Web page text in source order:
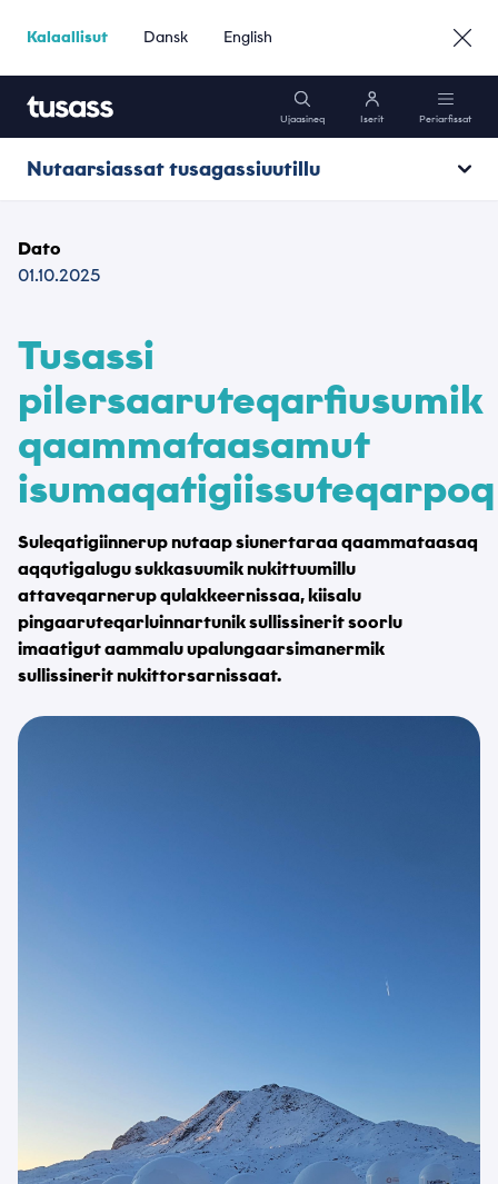
Kalaallisut Dansk English
Ujaasineq Iserit Periarfissat
Mobili
Interneti
Atuisunik Sullissineq
Suliffeqarfinnut »
Nutaarsiassat tusagassiuutillu
Dato
01.10.2025
Tusassi
pilersaaruteqarfiusumik
qaammataasamut
isumaqatigiissuteqarpoq
Suleqatigiinnerup nutaap ​​siunertaraa qaammataasaq
aqqutigalugu sukkasuumik nukittuumillu
attaveqarnerup qulakkeernissaa, kiisalu
pingaaruteqarluinnartunik sullissinerit soorlu
imaatigut aammalu upalungaarsimanermik
sullissinerit nukittorsarnissaat.
Telefonnormu
*